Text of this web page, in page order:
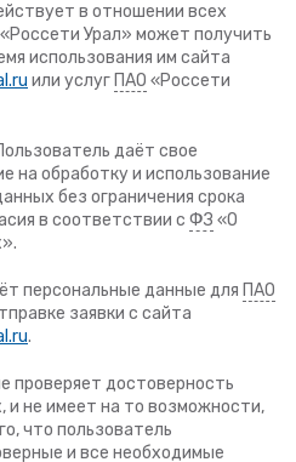
в отношении всех
«Россети Урал» может получить
использования им сайта
или услуг ПАО «Россети
даёт свое
на обработку и использование
без ограничения срока
в соответствии с ФЗ «О
персональные данные для ПАО
заявки с сайта
.
проверяет достоверность
и не имеет на то возможности,
что пользователь
и все необходимые